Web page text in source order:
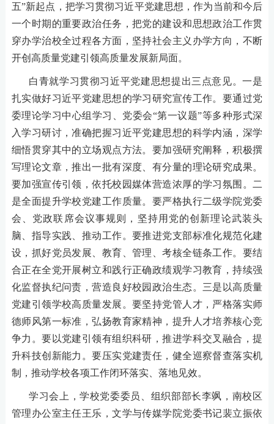
五”新起点，把学习贯彻习近平党建思想，作为当前和今后
一个时期的重要政治任务，把党的建设和思想政治工作贯
穿办学治校全过程各方面，坚持社会主义办学方向，不断
开创高质量党建引领高质量发展新局面。
白青就学习贯彻习近平党建思想提出三点意见。一是
扎实做好习近平党建思想的学习研究宣传工作。要通过党
委理论学习中心组学习、党委会“第一议题”等多种形式深
入学习研讨，准确把握习近平党建思想的科学内涵，深学
细悟贯穿其中的立场观点方法。要加强研究阐释，积极撰
写理论文章，推出一批有深度、有分量的理论研究成果。
要加强宣传引领，依托校园媒体营造浓厚的学习氛围。二
是全面提升学校党建工作质量。要严格执行二级学院党委
会、党政联席会议事规则，坚持用党的创新理论武装头
脑、指导实践、推动工作。要推进党支部标准化规范化建
设，抓好党员发展、教育、管理、考核全链条工作。要结
合正在全党开展树立和践行正确政绩观学习教育，持续强
化监督执纪问责，营造良好校园政治生态。三是以高质量
党建引领学校高质量发展。要坚持党管人才，严格落实师
德师风第一标准，弘扬教育家精神，提升人才培养核心竞
争力。要以党建引领有组织科研，推进学科交叉融合，提
升科技创新能力。要压实党建责任，健全巡察督查落实机
制，推动学校各项工作闭环落实、落地见效。
学习会上，学校党委委员、组织部部长李飒，南校区
管理办公室主任王乐，文学与传媒学院党委书记裴立振依